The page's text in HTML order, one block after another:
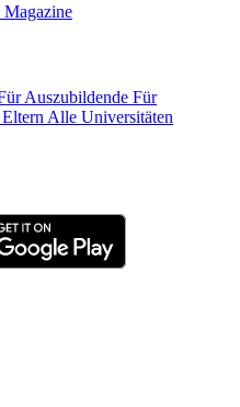
Magazine
Auszubildende Für
Alle Universitäten